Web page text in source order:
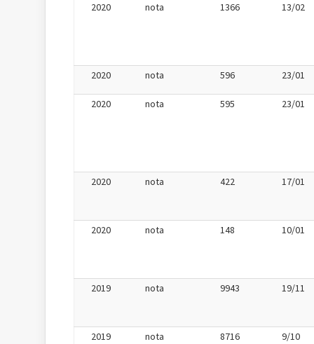
2020 nota 1366 13/02
2020 nota 596 23/01
2020 nota 595 23/01
2020 nota 422 17/01
2020 nota 148 10/01
2019 nota 9943 19/11
2019 nota 8716 9/10